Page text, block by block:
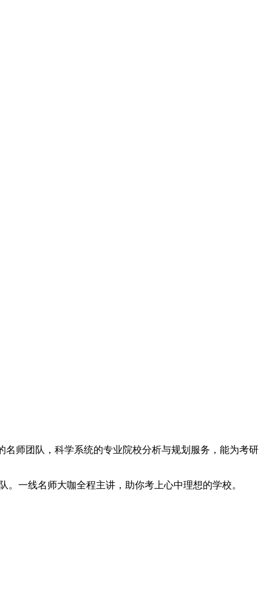
师团队，科学系统的专业院校分析与规划服务，能为考研
一线名师大咖全程主讲，助你考上心中理想的学校。